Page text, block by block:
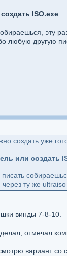
ISO.exe
эту
любую другую
создать уже
или создать
писать
через ту же
винды 7-8-10.
отмечал
вариант со